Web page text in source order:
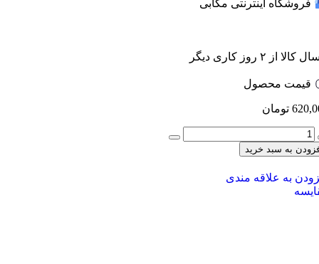
فروشگاه اینترنتی مگابی
کالا از ۲ روز کاری دیگر
قیمت محصول
تومان
به سبد خرید
به علاقه مندی